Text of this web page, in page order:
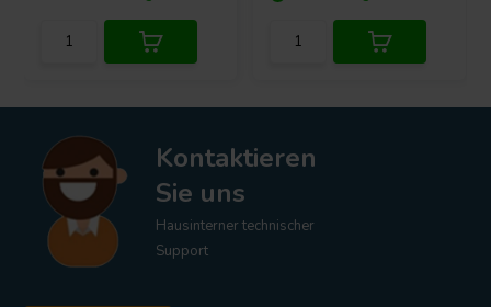
Kontaktieren
Sie uns
Hausinterner technischer
Support